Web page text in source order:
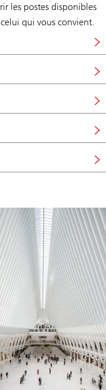
les postes disponibles
qui vous convient.